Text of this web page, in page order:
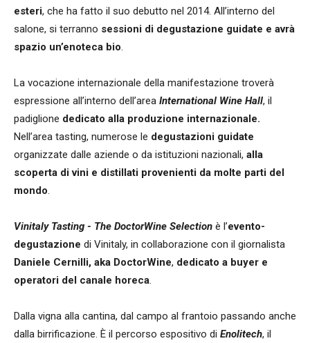
esteri, che ha fatto il suo debutto nel 2014. All’interno del
salone, si terranno sessioni di degustazione guidate e avrà
spazio un’enoteca bio.
La vocazione internazionale della manifestazione troverà
espressione all’interno dell’area International Wine Hall, il
padiglione dedicato alla produzione internazionale.
Nell’area tasting, numerose le degustazioni guidate
organizzate dalle aziende o da istituzioni nazionali, alla
scoperta di vini e distillati provenienti da molte parti del
mondo.
Vinitaly Tasting - The DoctorWine Selection è l’evento-
degustazione di Vinitaly, in collaborazione con il giornalista
Daniele Cernilli, aka DoctorWine, dedicato a buyer e
operatori del canale horeca.
Dalla vigna alla cantina, dal campo al frantoio passando anche
dalla birrificazione. È il percorso espositivo di Enolitech, il